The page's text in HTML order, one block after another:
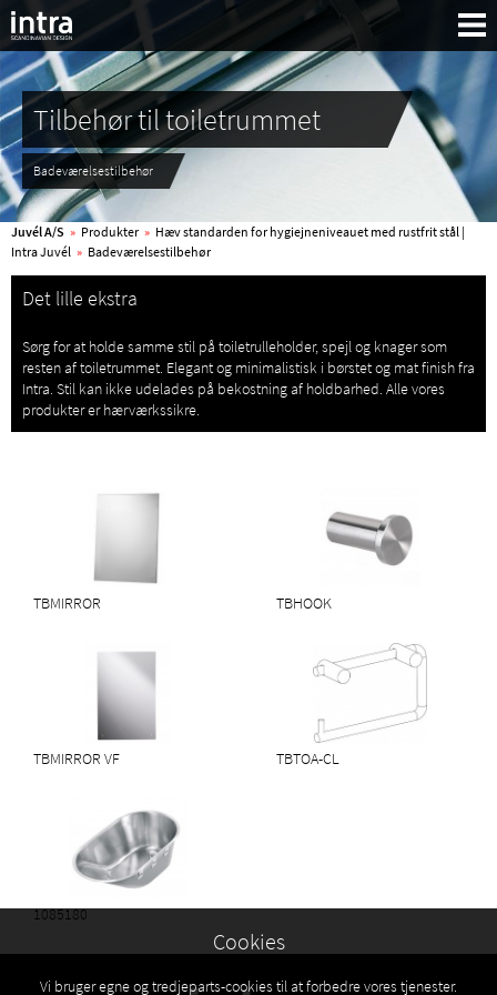
Tilbehør til toiletrummet
Badeværelsestilbehør
Juvél A/S » Produkter » Hæv standarden for hygiejneniveauet med rustfrit stål |
Intra Juvél » Badeværelsestilbehør
Det lille ekstra
Sørg for at holde samme stil på toiletrulleholder, spejl og knager som
resten af toiletrummet. Elegant og minimalistisk i børstet og mat finish fra
Intra. Stil kan ikke udelades på bekostning af holdbarhed. Alle vores
produkter er hærværkssikre.
TBMIRROR TBHOOK
TBMIRROR VF TBTOA-CL
1085180
Cookies
Vi bruger egne og tredjeparts-cookies til at forbedre vores tjenester.